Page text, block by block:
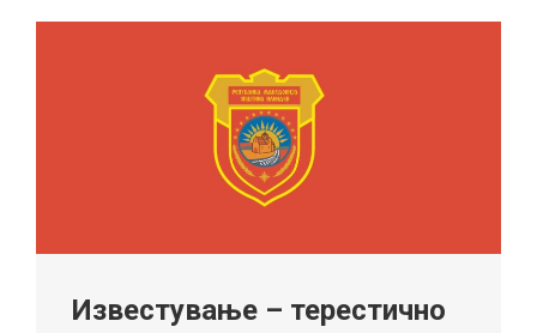
Известување – терестично